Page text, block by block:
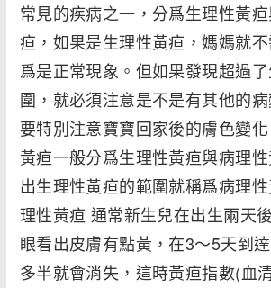
常見的疾病之一，分爲生理性黃
疸，如果是生理性黃疸，媽媽就
爲是正常現象。但如果發現超過
圍，就必須注意是不是有其他的
要特別注意寶寶回家後的膚色變化
黃疸一般分爲生理性黃疸與病理
出生理性黃疸的範圍就稱爲病理
理性黃疸 通常新生兒在出生兩天
眼看出皮膚有點黃，在3～5天到
多半就會消失，這時黃疸指數(血